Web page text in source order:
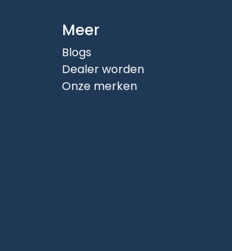
Meer
Blogs
Dealer worden
Onze merken